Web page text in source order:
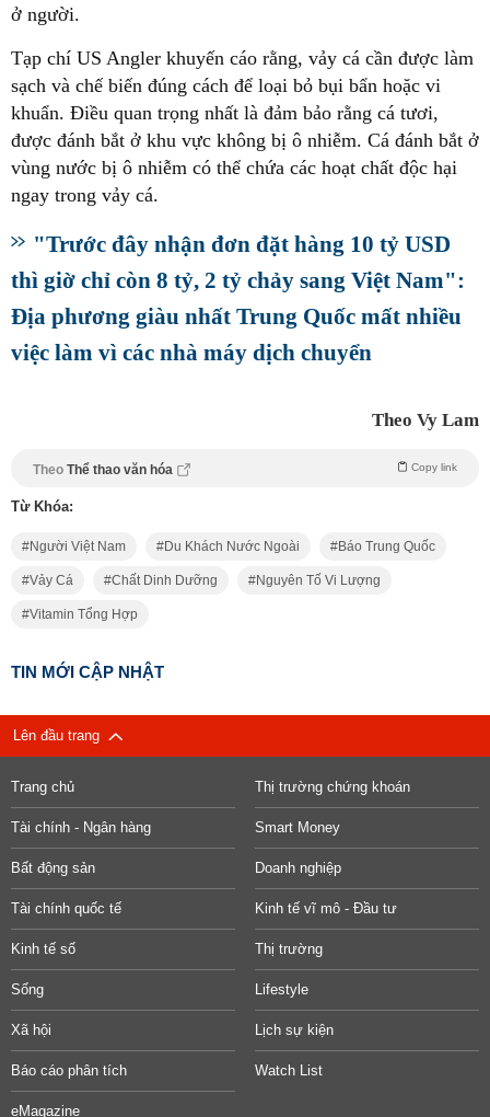
ở người.
Tạp chí US Angler khuyến cáo rằng, vảy cá cần được làm
sạch và chế biến đúng cách để loại bỏ bụi bẩn hoặc vi
khuẩn. Điều quan trọng nhất là đảm bảo rằng cá tươi,
được đánh bắt ở khu vực không bị ô nhiễm. Cá đánh bắt ở
vùng nước bị ô nhiễm có thể chứa các hoạt chất độc hại
ngay trong vảy cá.
"Trước đây nhận đơn đặt hàng 10 tỷ USD
thì giờ chỉ còn 8 tỷ, 2 tỷ chảy sang Việt Nam":
Địa phương giàu nhất Trung Quốc mất nhiều
việc làm vì các nhà máy dịch chuyển
Theo Vy Lam
Theo Thể thao văn hóa Copy link
Từ Khóa:
Người Việt Nam Du Khách Nước Ngoài Báo Trung Quốc
Vảy Cá Chất Dinh Dưỡng Nguyên Tố Vi Lượng
Vitamin Tổng Hợp
TIN MỚI CẬP NHẬT
Lên đầu trang
Trang chủ Thị trường chứng khoán
Tài chính - Ngân hàng Smart Money
Bất động sản Doanh nghiệp
Tài chính quốc tế Kinh tế vĩ mô - Đầu tư
Kinh tế số Thị trường
Sống Lifestyle
Xã hội Lịch sự kiện
Báo cáo phân tích Watch List
eMagazine